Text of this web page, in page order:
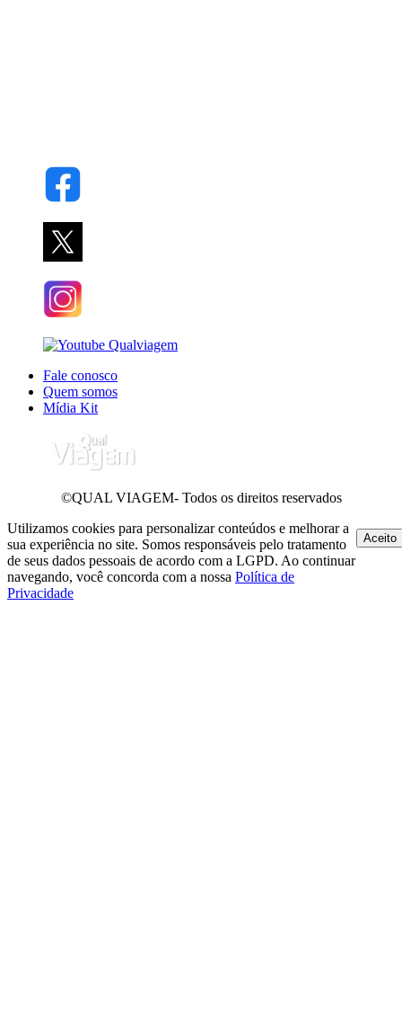
Fale conosco
Quem somos
Mídia Kit
©QUAL VIAGEM- Todos os direitos reservados
Utilizamos cookies para personalizar conteúdos e melhorar a
sua experiência no site. Somos responsáveis pelo tratamento
de seus dados pessoais de acordo com a LGPD. Ao continuar
navegando, você concorda com a nossa Política de
Privacidade
Aceito